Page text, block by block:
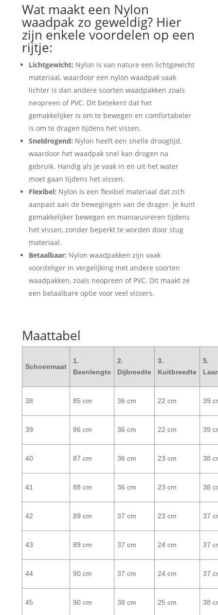
Wat maakt een Nylon
waadpak zo geweldig? Hier
zijn enkele voordelen op een
rijtje:
Lichtgewicht: Nylon is van nature een lichtgewicht
materiaal, waardoor een nylon waadpak vaak
lichter is dan andere soorten waadpakken zoals
neopreen of PVC. Dit betekent dat het
gemakkelijker is om te bewegen en comfortabeler
is om te dragen tijdens het vissen.
Sneldrogend: Nylon heeft een snelle droogtijd,
waardoor het waadpak snel kan drogen na
gebruik. Handig als je vaak in en uit het water
moet gaan tijdens het vissen.
Flexibel: Nylon is een flexibel materiaal dat zich
aanpast aan de bewegingen van de drager. Je kunt
gemakkelijker bewegen en manoeuvreren tijdens
het vissen, zonder beperkt te worden door stug
materiaal.
Betaalbaar: Nylon waadpakken zijn vaak
voordeliger in vergelijking met andere soorten
waadpakken, zoals neopreen of PVC. Dit maakt ze
een betaalbare optie voor veel vissers.
Maattabel
Schoenmaat
1.
Beenlengte
2.
Dijbreedte
3.
Kuitbreedte
5.
38 85 cm 36 cm 22 cm 39
39 86 cm 36 cm 22 cm 39
40 87 cm 36 cm 23 cm 38
41 88 cm 36 cm 23 cm 38
42 89 cm 37 cm 23 cm 37
43 89 cm 37 cm 24 cm 37
44 90 cm 37 cm 24 cm 37
45 90 cm 38 cm 25 cm 38